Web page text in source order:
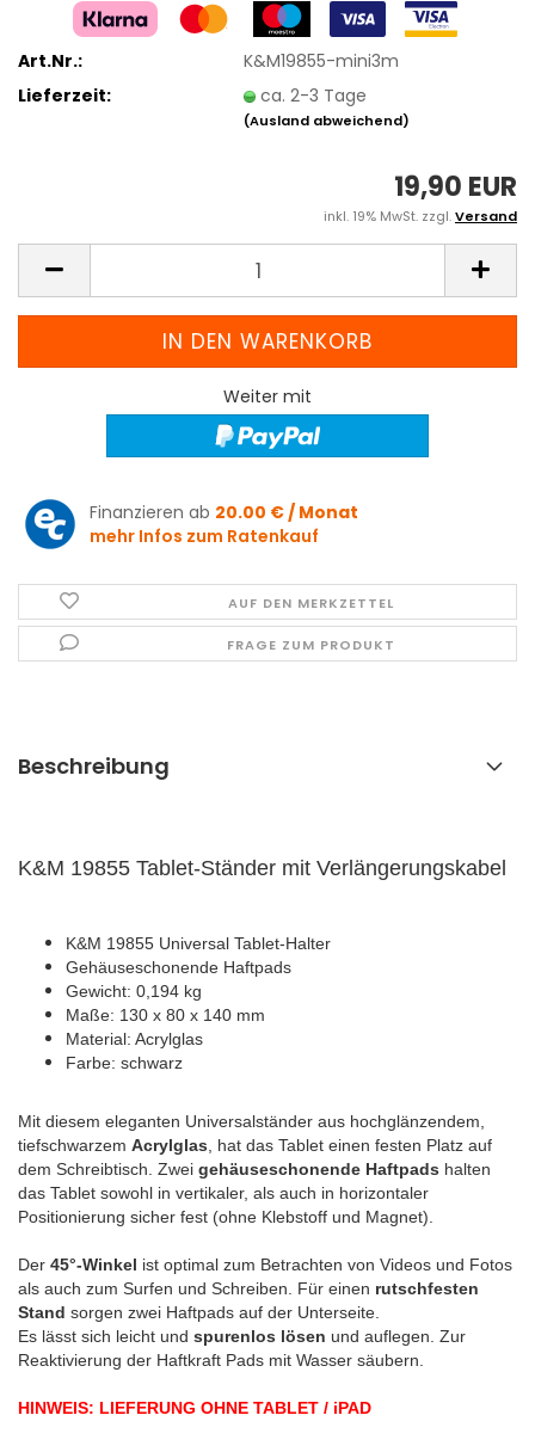
Art.Nr.:
K&M19855-mini3m
Lieferzeit:
ca. 2-3 Tage
(Ausland abweichend)
19,90 EUR
inkl. 19% MwSt. zzgl.Versand
Weiter mit
Finanzieren ab 20.00 € / Monat
mehr Infos zum Ratenkauf
AUF DEN MERKZETTEL
FRAGE ZUM PRODUKT
Beschreibung
K&M 19855 Tablet-Ständer mit Verlängerungskabel
K&M 19855 Universal Tablet-Halter
Gehäuseschonende Haftpads
Gewicht: 0,194 kg
Maße: 130 x 80 x 140 mm
Material: Acrylglas
Farbe: schwarz
Mit diesem eleganten Universalständer aus hochglänzendem,
tiefschwarzem Acrylglas , hat das Tablet einen festen Platz auf
dem Schreibtisch. Zwei gehäuseschonende Haftpads halten
das Tablet sowohl in vertikaler, als auch in horizontaler
Positionierung sicher fest (ohne Klebstoff und Magnet).
Der 45°-Winkel ist optimal zum Betrachten von Videos und Fotos
als auch zum Surfen und Schreiben. Für einen rutschfesten
Stand sorgen zwei Haftpads auf der Unterseite.
Es lässt sich leicht und spurenlos lösen und auflegen. Zur
Reaktivierung der Haftkraft Pads mit Wasser säubern.
HINWEIS: LIEFERUNG OHNE TABLET / iPAD